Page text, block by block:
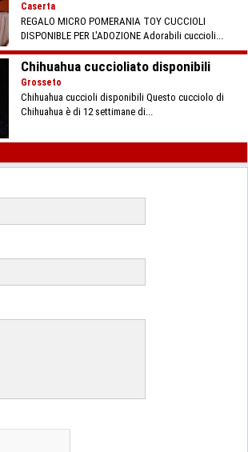
Caserta
REGALO MICRO POMERANIA TOY CUCCIOLI
DISPONIBLE PER L'ADOZIONE Adorabili cuccioli...
Chihuahua cuccioliato disponibili
Grosseto
Chihuahua cuccioli disponibili Questo cucciolo di
Chihuahua è di 12 settimane di...